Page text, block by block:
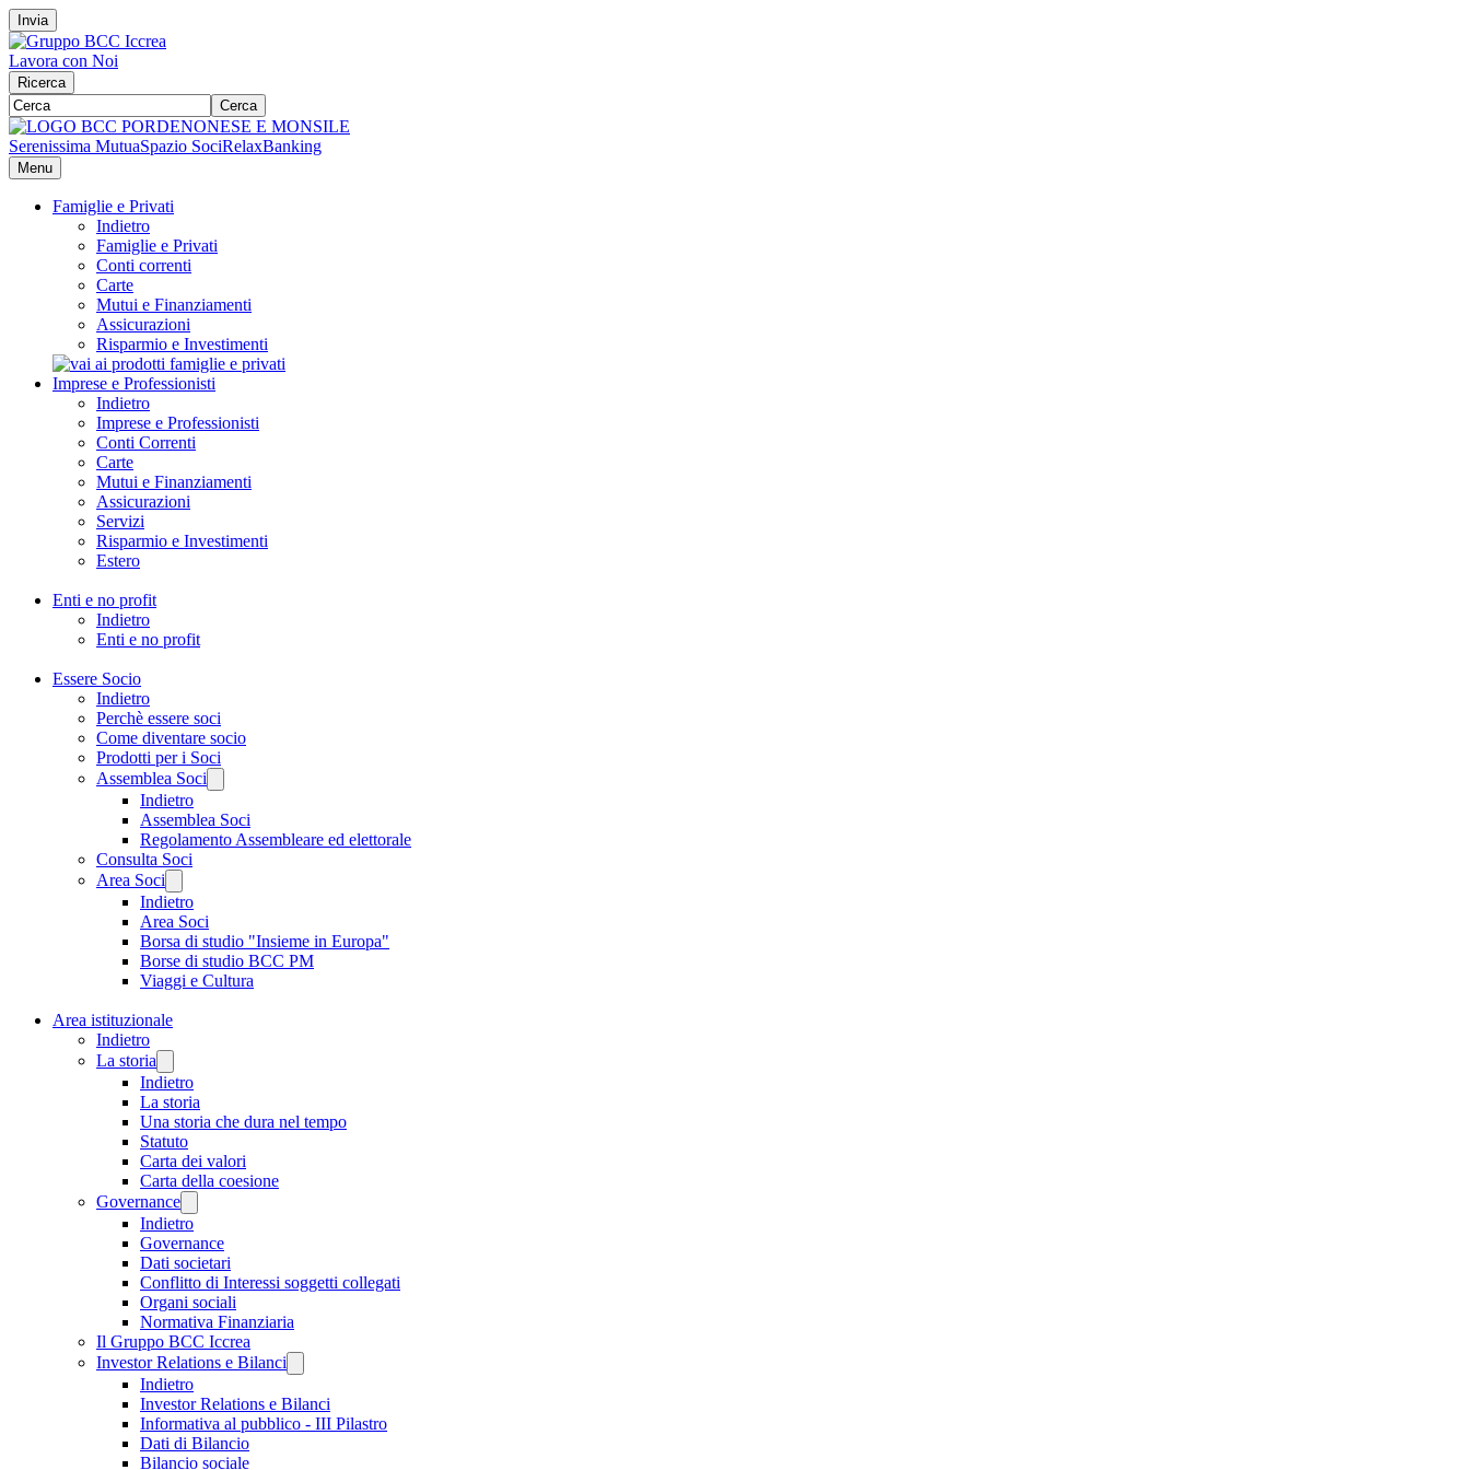
Invia
Lavora con Noi
Ricerca
Cerca
Serenissima MutuaSpazio SociRelaxBanking
Menu
Famiglie e Privati
Indietro
Famiglie e Privati
Conti correnti
Carte
Mutui e Finanziamenti
Assicurazioni
Risparmio e Investimenti
Imprese e Professionisti
Indietro
Imprese e Professionisti
Conti Correnti
Carte
Mutui e Finanziamenti
Assicurazioni
Servizi
Risparmio e Investimenti
Estero
Enti e no profit
Indietro
Enti e no profit
Essere Socio
Indietro
Perchè essere soci
Come diventare socio
Prodotti per i Soci
Assemblea Soci
Indietro
Assemblea Soci
Regolamento Assembleare ed elettorale
Consulta Soci
Area Soci
Indietro
Area Soci
Borsa di studio "Insieme in Europa"
Borse di studio BCC PM
Viaggi e Cultura
Area istituzionale
Indietro
La storia
Indietro
La storia
Una storia che dura nel tempo
Statuto
Carta dei valori
Carta della coesione
Governance
Indietro
Governance
Dati societari
Conflitto di Interessi soggetti collegati
Organi sociali
Normativa Finanziaria
Il Gruppo BCC Iccrea
Investor Relations e Bilanci
Indietro
Investor Relations e Bilanci
Informativa al pubblico - III Pilastro
Dati di Bilancio
Bilancio sociale